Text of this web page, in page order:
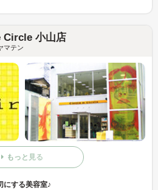
Circle 小山店
マテン
もっと見る
にする美容室♪